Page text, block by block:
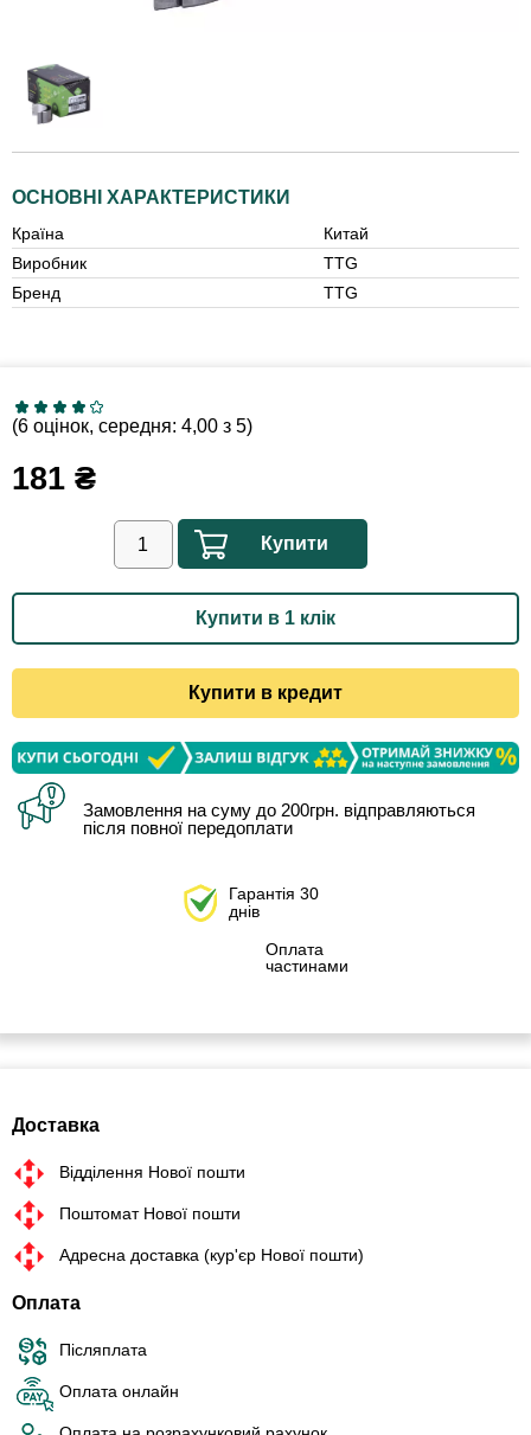
ОСНОВНІ ХАРАКТЕРИСТИКИ
Країна
Китай
Виробник
TTG
Бренд
TTG
(6 оцінок, середня: 4,00 з 5)
181 ₴
Купити
Купити в 1 клік
Купити в кредит
Замовлення на суму до 200грн. відправляються
після повної передоплати
Гарантія 30
днів
Оплата
частинами
Доставка
Відділення Нової пошти
Поштомат Нової пошти
Адресна доставка (кур'єр Нової пошти)
Оплата
Післяплата
Оплата онлайн